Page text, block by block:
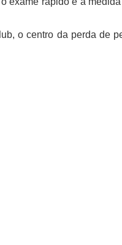
o centro da perda de